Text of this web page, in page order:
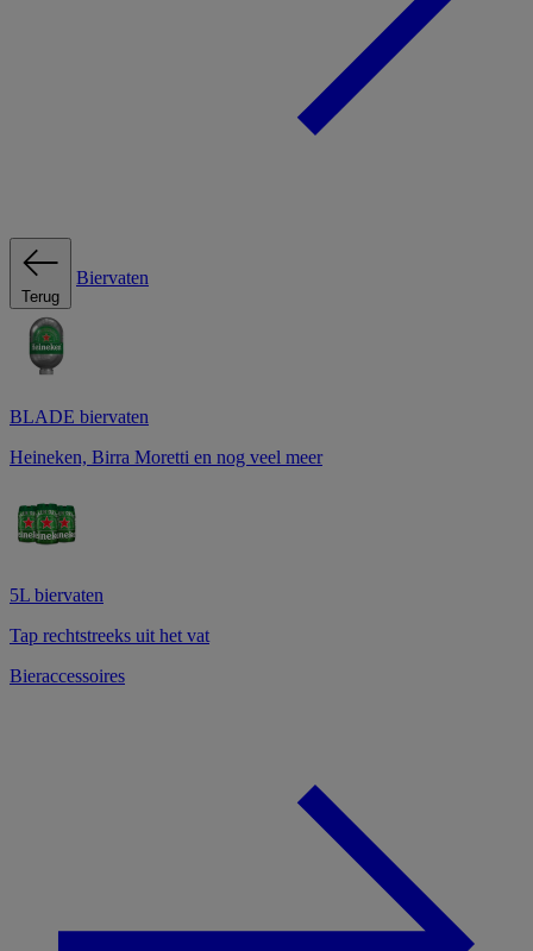
Terug
Biervaten
BLADE biervaten
Heineken, Birra Moretti en nog veel meer
5L biervaten
Tap rechtstreeks uit het vat
Bieraccessoires